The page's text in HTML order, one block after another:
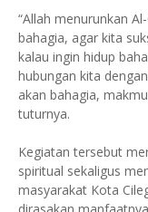
“Allah menurunkan
bahagia, agar kita
kalau ingin hidup
hubungan kita
akan bahagia,
tuturnya.
Kegiatan tersebut
spiritual sekaligus
masyarakat Kota